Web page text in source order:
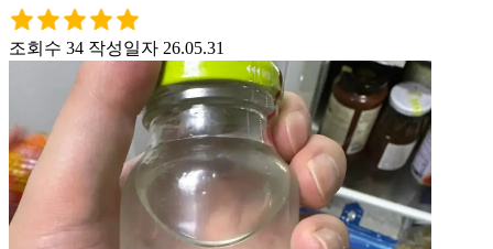
조회수 34 작성일자 26.05.31